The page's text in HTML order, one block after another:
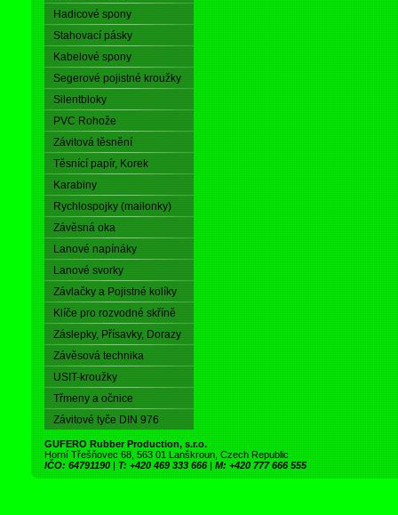
Hadicové spony
Stahovací pásky
Kabelové spony
Segerové pojistné kroužky
Silentbloky
PVC Rohože
Závitová těsnění
Těsnící papír, Korek
Karabiny
Rychlospojky (mailonky)
Závěsná oka
Lanové napínáky
Lanové svorky
Závlačky a Pojistné kolíky
Klíče pro rozvodné skříně
Záslepky, Přísavky, Dorazy
Závěsová technika
USIT-kroužky
Třmeny a očnice
Závitové tyče DIN 976
GUFERO Rubber Production, s.r.o.
Horní Třešňovec 68, 563 01 Lanškroun, Czech Republic
IČO: 64791190 | T: +420 469 333 666 | M: +420 777 666 555